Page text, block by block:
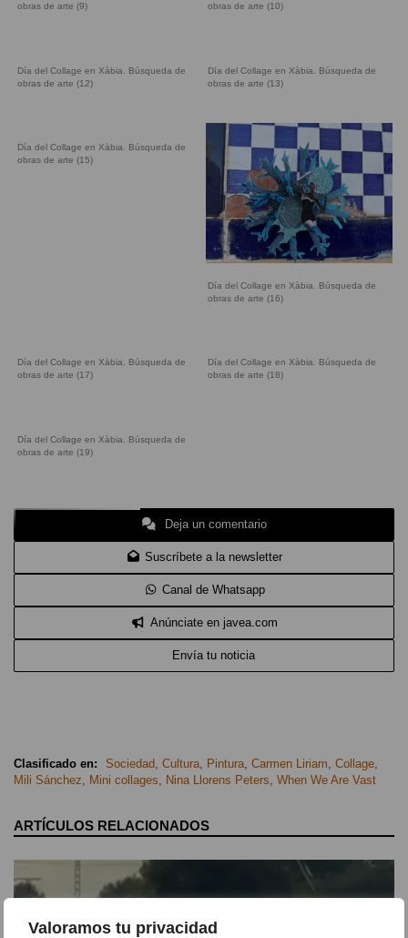
Valoramos tu privacidad
obras de arte (9) obras de arte (10)
Día del Collage en Xàbia. Búsqueda de
obras de arte (12)
Día del Collage en Xàbia. Búsqueda de
obras de arte (13)
Día del Collage en Xàbia. Búsqueda de
obras de arte (15)
Día del Collage en Xàbia. Búsqueda de
obras de arte (16)
Día del Collage en Xàbia. Búsqueda de
obras de arte (17)
Día del Collage en Xàbia. Búsqueda de
obras de arte (18)
Día del Collage en Xàbia. Búsqueda de
obras de arte (19)
Deja un comentario
Suscríbete a la newsletter
Canal de Whatsapp
Anúnciate en javea.com
Envía tu noticia
Clasificado en: Sociedad Cultura Pintura Carmen Liriam Collage
Mili Sánchez
Mini collages Nina Llorens Peters When We Are Vast
ARTÍCULOS RELACIONADOS